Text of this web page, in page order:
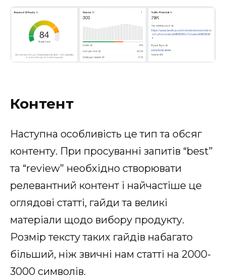
Контент
Наступна особливість це тип та обсяг
контенту. При просуванні запитів “best”
та “review” необхідно створювати
релевантний контент і найчастіше це
оглядові статті, гайди та великі
матеріали щодо вибору продукту.
Розмір тексту таких гайдів набагато
більший, ніж звичні нам статті на 2000-
3000 символів.